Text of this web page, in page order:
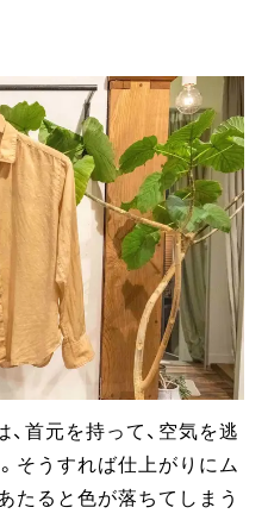
、首元を持って、空気を逃
そうすれば仕上がりにム
たると色が落ちてしまう